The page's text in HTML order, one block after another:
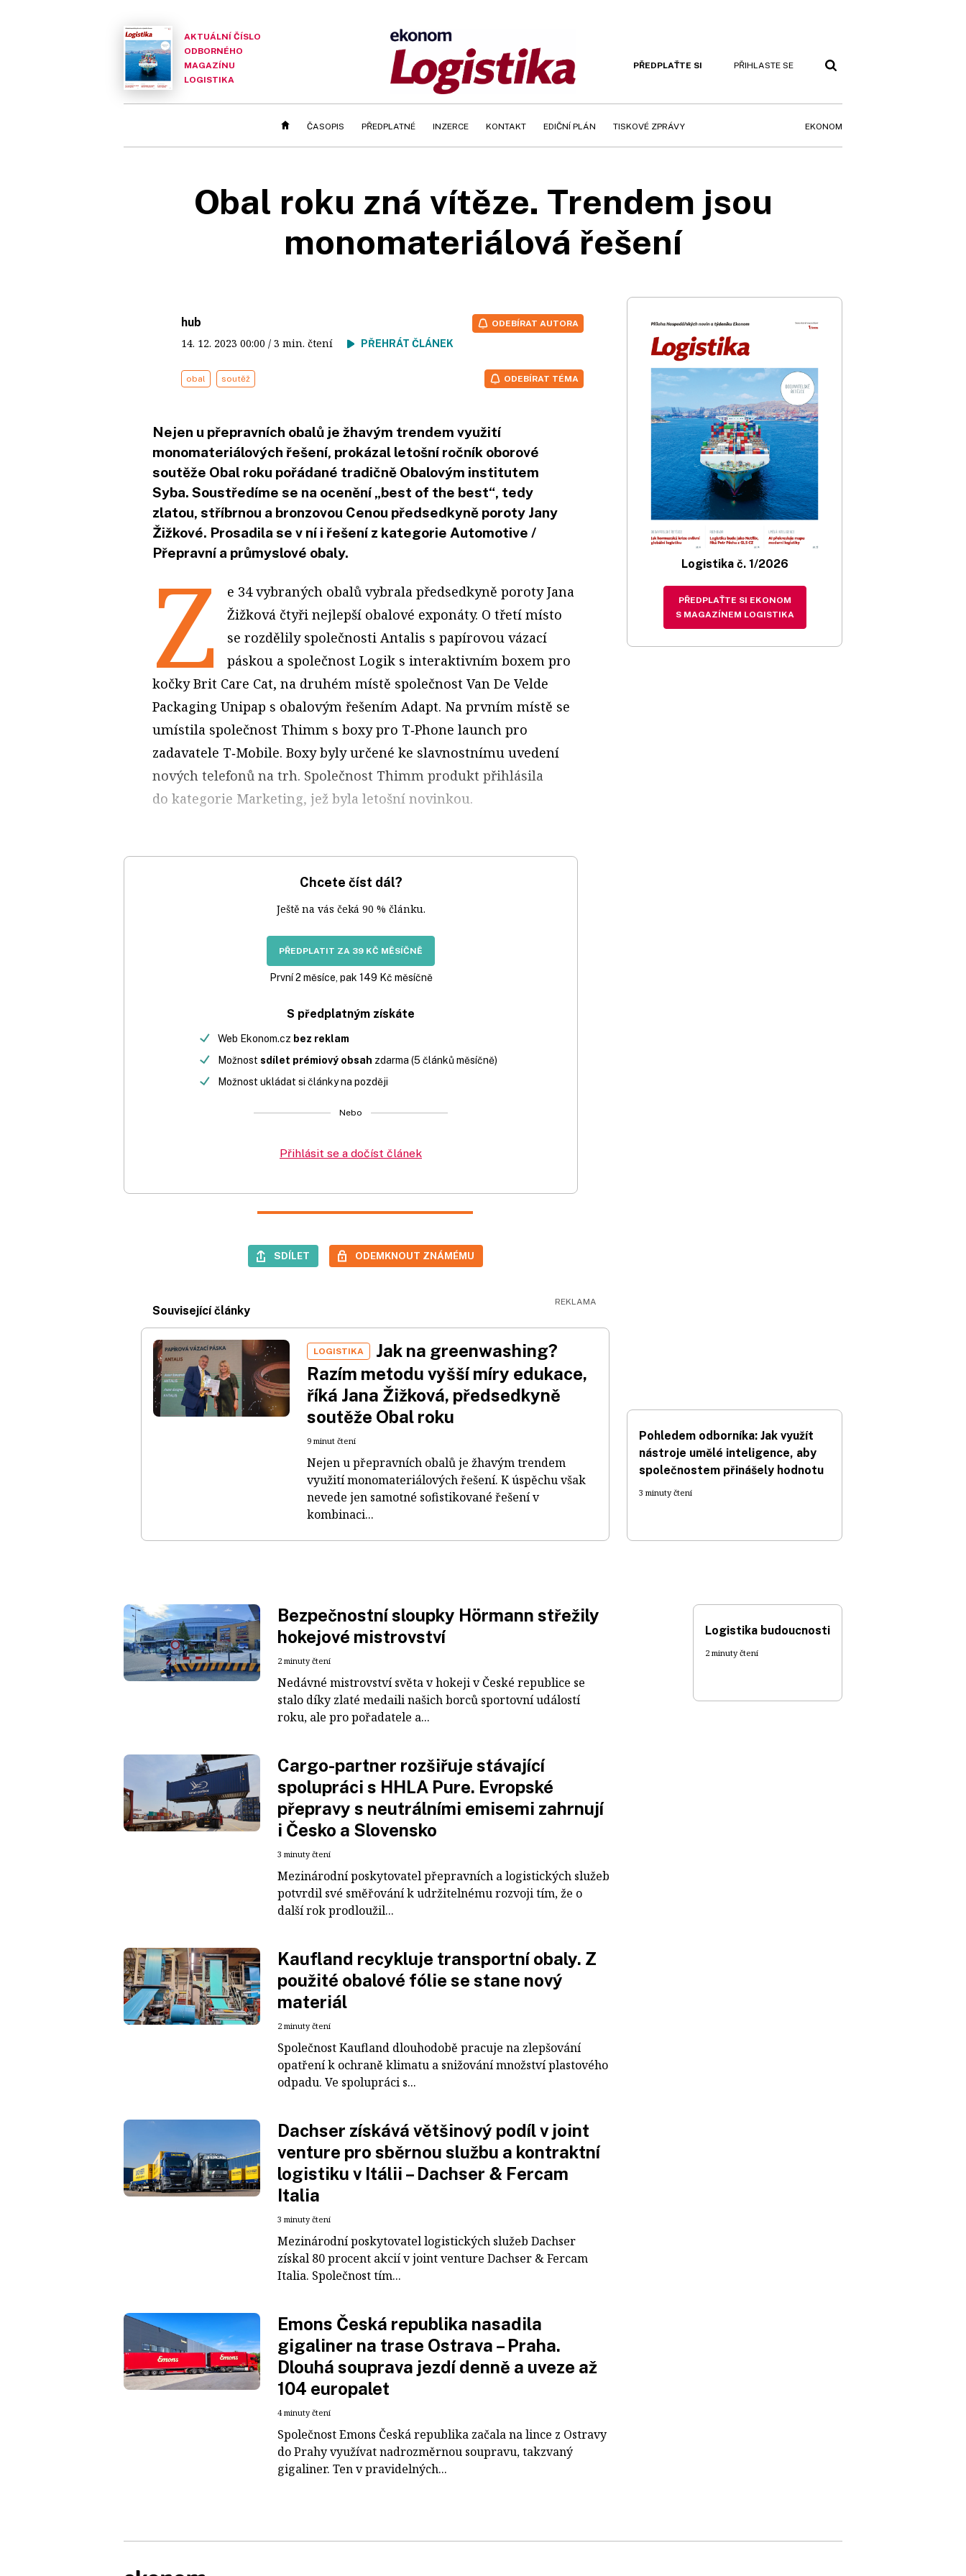
AKTUÁLNÍ ČÍSLO
ODBORNÉHO
MAGAZÍNU
LOGISTIKA
PŘEDPLAŤTE SI PŘIHLASTE SE
ČASOPIS PŘEDPLATNÉ INZERCE KONTAKT EDIČNÍ PLÁN TISKOVÉ ZPRÁVY EKONOM
Obal roku zná vítěze. Trendem jsou
monomateriálová řešení
hub
14. 12. 2023 00:00 / 3 min. čtení PŘEHRÁT ČLÁNEK
ODEBÍRAT AUTORA
obal soutěž ODEBÍRAT TÉMA
Nejen u přepravních obalů je žhavým trendem využití
monomateriálových řešení, prokázal letošní ročník oborové
soutěže Obal roku pořádané tradičně Obalovým institutem
Syba. Soustředíme se na ocenění „best of the best“, tedy
zlatou, stříbrnou a bronzovou Cenou předsedkyně poroty Jany
Žižkové. Prosadila se v ní i řešení z kategorie Automotive /
Přepravní a průmyslové obaly.
Z
e 34 vybraných obalů vybrala předsedkyně poroty Jana
Žižková čtyři nejlepší obalové exponáty. O třetí místo
se rozdělily společnosti Antalis s papírovou vázací
páskou a společnost Logik s interaktivním boxem pro
kočky Brit Care Cat, na druhém místě společnost Van De Velde
Packaging Unipap s obalovým řešením Adapt. Na prvním místě se
umístila společnost Thimm s boxy pro T‑Phone launch pro
zadavatele T‑Mobile. Boxy byly určené ke slavnostnímu uvedení
nových telefonů na trh. Společnost Thimm produkt přihlásila
do kategorie Marketing, jež byla letošní novinkou.
Chcete číst dál?
Ještě na vás čeká 90 % článku.
PŘEDPLATIT ZA 39 KČ MĚSÍČNĚ
První 2 měsíce, pak 149 Kč měsíčně
S předplatným získáte
Web Ekonom.cz bez reklam
Možnost sdílet prémiový obsah zdarma (5 článků měsíčně)
Možnost ukládat si články na později
Nebo
Přihlásit se a dočíst článek
SDÍLET ODEMKNOUT ZNÁMÉMU
Související články
LOGISTIKA
Jak na greenwashing?
Razím metodu vyšší míry edukace,
říká Jana Žižková, předsedkyně
soutěže Obal roku
9 minut čtení
Nejen u přepravních obalů je žhavým trendem
využití monomateriálových řešení. K úspěchu však
nevede jen samotné sofistikované řešení v
kombinaci...
Logistika č. 1/2026
PŘEDPLAŤTE SI EKONOM
S MAGAZÍNEM LOGISTIKA
Pohledem odborníka: Jak využít
nástroje umělé inteligence, aby
společnostem přinášely hodnotu
3 minuty čtení
Bezpečnostní sloupky Hörmann střežily
hokejové mistrovství
2 minuty čtení
Nedávné mistrovství světa v hokeji v České republice se
stalo díky zlaté medaili našich borců sportovní událostí
roku, ale pro pořadatele a...
Cargo-partner rozšiřuje stávající
spolupráci s HHLA Pure. Evropské
přepravy s neutrálními emisemi zahrnují
i Česko a Slovensko
3 minuty čtení
Mezinárodní poskytovatel přepravních a logistických služeb
potvrdil své směřování k udržitelnému rozvoji tím, že o
další rok prodloužil...
Kaufland recykluje transportní obaly. Z
použité obalové fólie se stane nový
materiál
2 minuty čtení
Společnost Kaufland dlouhodobě pracuje na zlepšování
opatření k ochraně klimatu a snižování množství plastového
odpadu. Ve spolupráci s...
Dachser získává většinový podíl v joint
venture pro sběrnou službu a kontraktní
logistiku v Itálii – Dachser & Fercam
Italia
3 minuty čtení
Mezinárodní poskytovatel logistických služeb Dachser
získal 80 procent akcií v joint venture Dachser & Fercam
Italia. Společnost tím...
Emons Česká republika nasadila
gigaliner na trase Ostrava – Praha.
Dlouhá souprava jezdí denně a uveze až
104 europalet
4 minuty čtení
Společnost Emons Česká republika začala na lince z Ostravy
do Prahy využívat nadrozměrnou soupravu, takzvaný
gigaliner. Ten v pravidelných...
Logistika budoucnosti
2 minuty čtení